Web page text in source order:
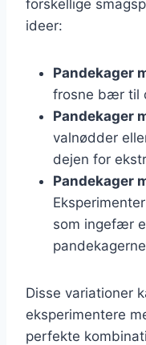
forskellige
ideer:
Pandekager
frosne bær til
Pandekager
valnødder
dejen for
Pandekager
som ingefær
Disse variationer
eksperimentere
perfekte